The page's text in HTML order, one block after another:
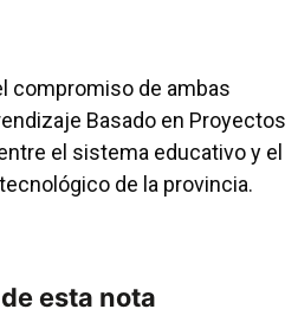
compromiso de ambas
Basado en Proyectos
el sistema educativo y el
de la provincia.
esta nota